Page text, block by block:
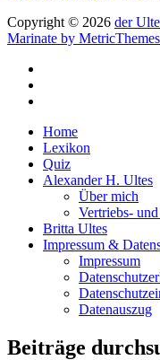
Copyright © 2026 der
Marinate by MetricThemes
Home
Lexikon
Quiz
Alexander H. Ultes
Über mich
Vertriebs-
Britta Ultes
Impressum &
Impressum
Datenauszug
Beiträge